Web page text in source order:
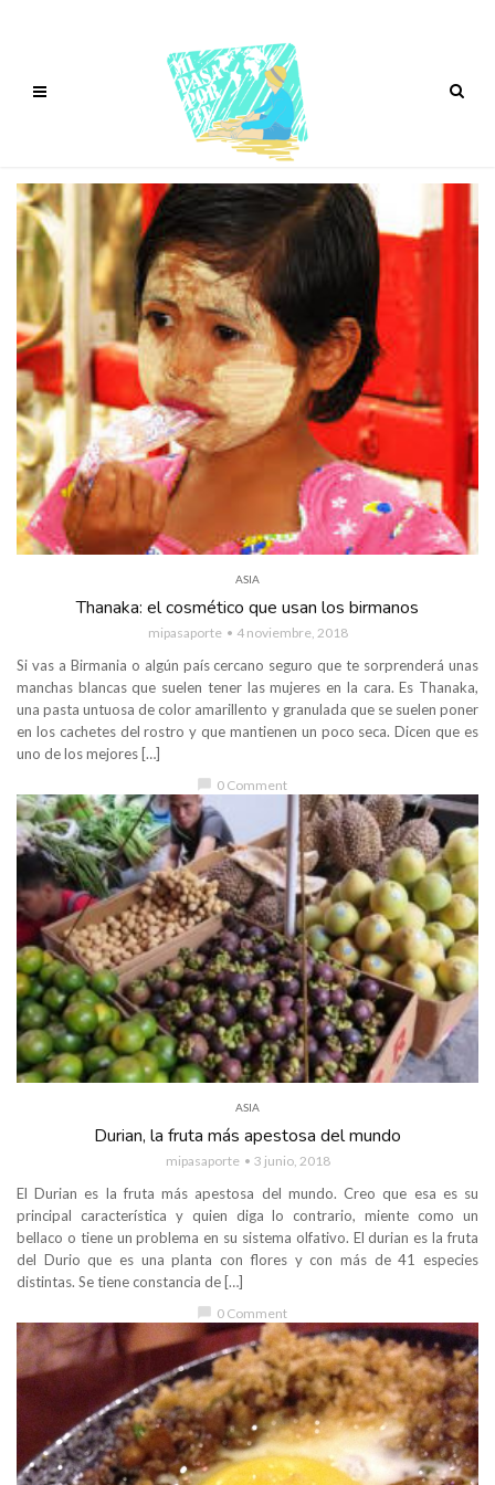
ASIA
Thanaka: el cosmético que usan los birmanos
mipasaporte 4 noviembre, 2018
Si vas a Birmania o algún país cercano seguro que te sorprenderá unas
manchas blancas que suelen tener las mujeres en la cara. Es Thanaka,
una pasta untuosa de color amarillento y granulada que se suelen poner
en los cachetes del rostro y que mantienen un poco seca. Dicen que es
uno de los mejores […]
chat_bubble 0 Comment
ASIA
Durian, la fruta más apestosa del mundo
mipasaporte 3 junio, 2018
El Durian es la fruta más apestosa del mundo. Creo que esa es su
principal característica y quien diga lo contrario, miente como un
bellaco o tiene un problema en su sistema olfativo. El durian es la fruta
del Durio que es una planta con flores y con más de 41 especies
distintas. Se tiene constancia de […]
chat_bubble 0 Comment